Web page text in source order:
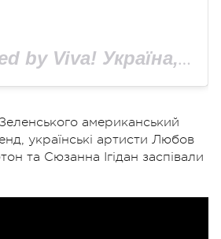
A post shared by Viva! Україна, сайт Viva.ua (@viva_ukraine_magazine)
американський
українські артисти Любов
та Сюзанна Ігідан заспівали